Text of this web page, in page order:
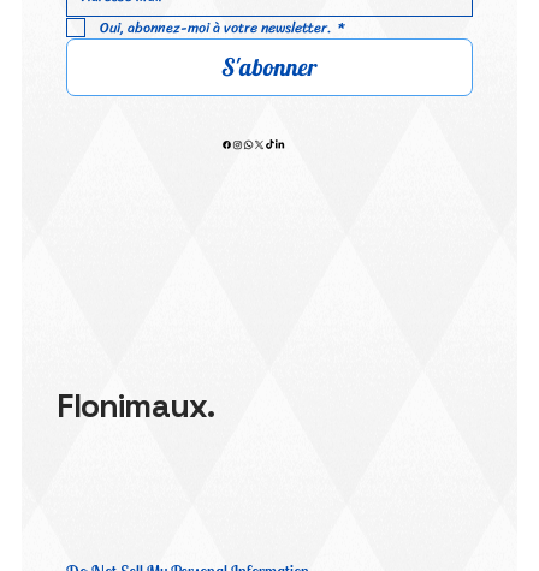
Oui, abonnez-moi à votre newsletter. *
S'abonner
Flonimaux.